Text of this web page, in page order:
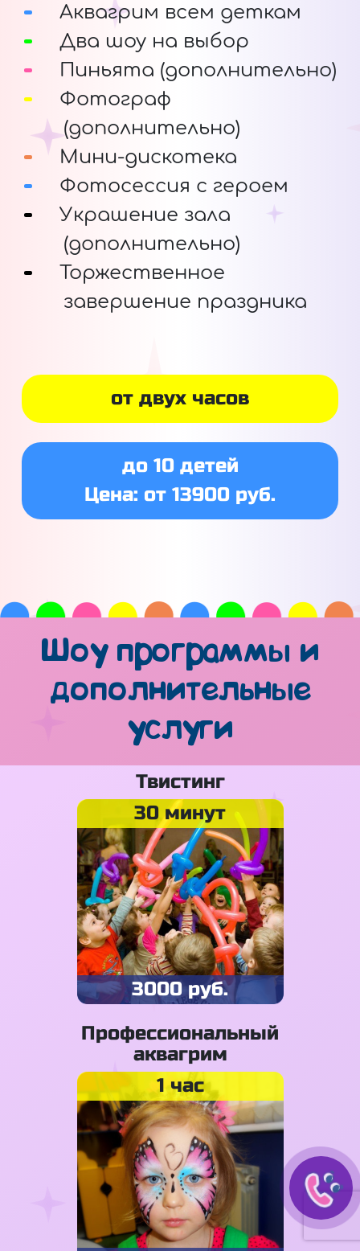
Аквагрим всем деткам
Два шоу на выбор
Пиньята (дополнительно)
Фотограф
(дополнительно)
Мини-дискотека
Фотосессия с героем
Украшение зала
(дополнительно)
Торжественное
завершение праздника
от двух часов
до 10 детей
Цена: от 13900 руб.
Шоу программы и
дополнительные
услуги
Твистинг
30 минут
3000 руб.
Профессиональный
аквагрим
1 час